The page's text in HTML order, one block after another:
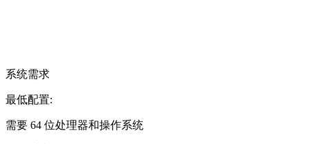
系统需求
最低配置:
需要 64 位处理器和操作系统